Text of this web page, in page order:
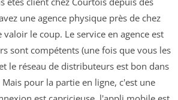
une agence physique près de chez
le coup. Le service en agence est
sont compétents (une fois que vous les
le réseau de distributeurs est bon dans
Mais pour la partie en ligne, c'est une